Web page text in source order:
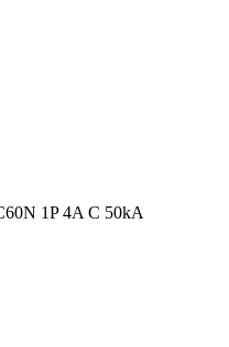
1P 4A C 50kA